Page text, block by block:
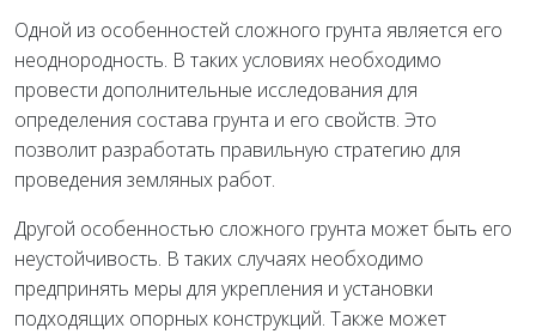
Одной из особенностей сложного грунта является его
неоднородность. В таких условиях необходимо
провести дополнительные исследования для
определения состава грунта и его свойств. Это
позволит разработать правильную стратегию для
проведения земляных работ.
Другой особенностью сложного грунта может быть его
неустойчивость. В таких случаях необходимо
предпринять меры для укрепления и установки
подходящих опорных конструкций. Также может